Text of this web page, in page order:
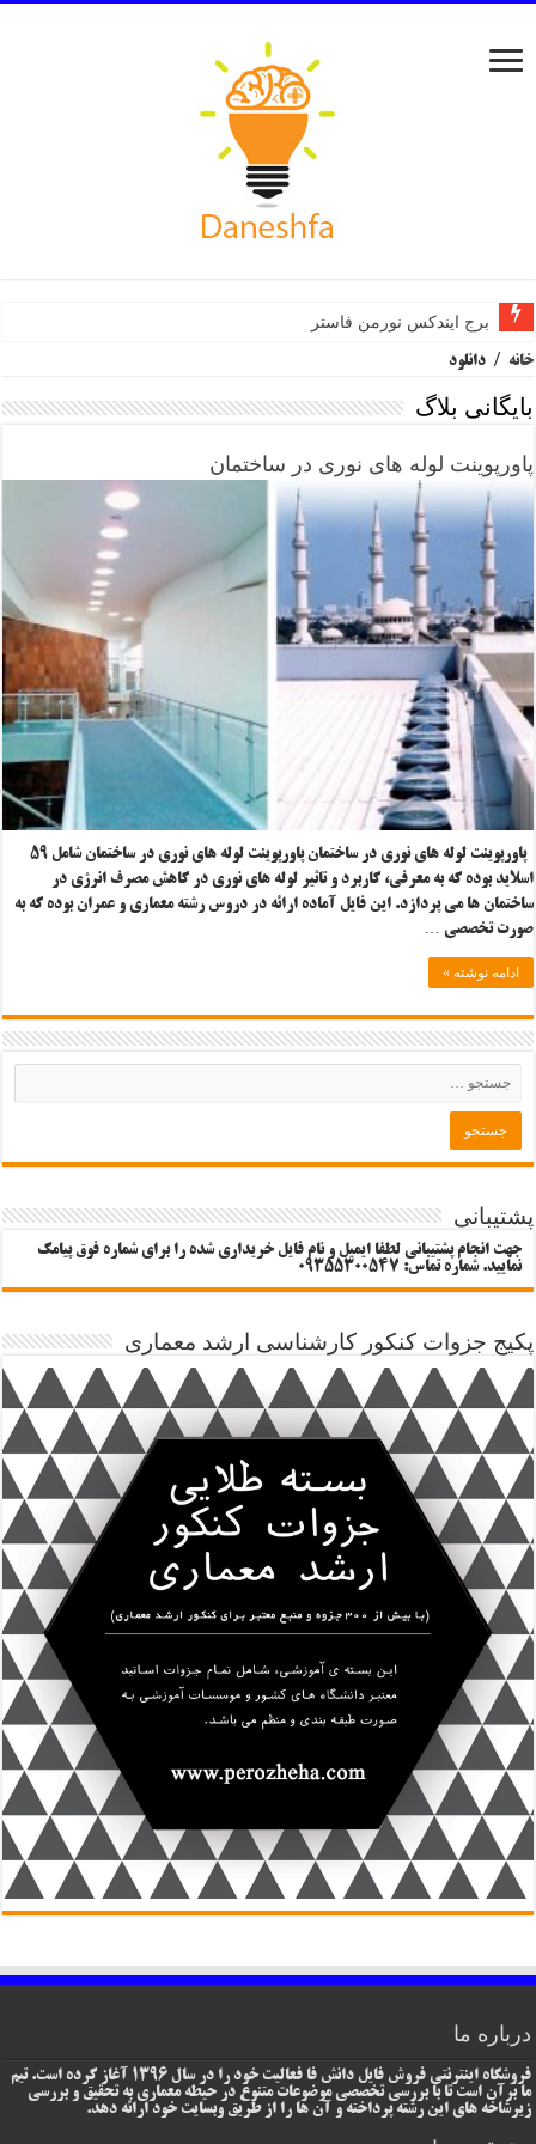
برج ایندکس نورمن فاستر
خانه / دانلود
بایگانی بلاگ
پاورپوینت لوله های نوری در ساختمان
پاورپوینت لوله های نوری در ساختمان پاورپوینت لوله های نوری در ساختمان شامل ۵۹
اسلاید بوده که به معرفی، کاربرد و تاثیر لوله های نوری در کاهش مصرف انرژی در
ساختمان ها می پردازد. این فایل آماده ارائه در دروس رشته معماری و عمران بوده که به
صورت تخصصی …
ادامه نوشته »
پشتیبانی
جهت انجام پشتیبانی لطفا ایمیل و نام فایل خریداری شده را برای شماره فوق پیامک
نمایید. شماره تماس: 09355300547
پکیج جزوات کنکور کارشناسی ارشد معماری
درباره ما
فروشگاه اینترنتی فروش فایل دانش فا فعالیت خود را در سال 1396 آغاز کرده است. تیم
ما برآن است تا با بررسی تخصصی موضوعات متنوع در حیطه معماری به تحقیق و بررسی
زیرشاخه های این رشته پرداخته و آن ها را از طریق وبسایت خود ارائه دهد.